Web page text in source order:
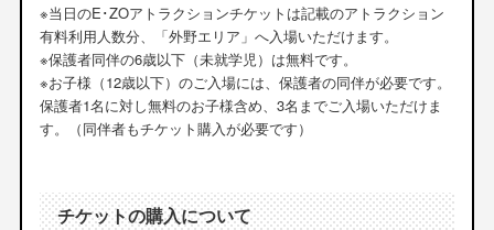
※当日のE･ZOアトラクションチケットは記載のアトラクション
有料利用人数分、「外野エリア」へ入場いただけます。
※保護者同伴の6歳以下（未就学児）は無料です。
※お子様（12歳以下）のご入場には、保護者の同伴が必要です。
保護者1名に対し無料のお子様含め、3名までご入場いただけま
す。（同伴者もチケット購入が必要です）
チケットの購入について